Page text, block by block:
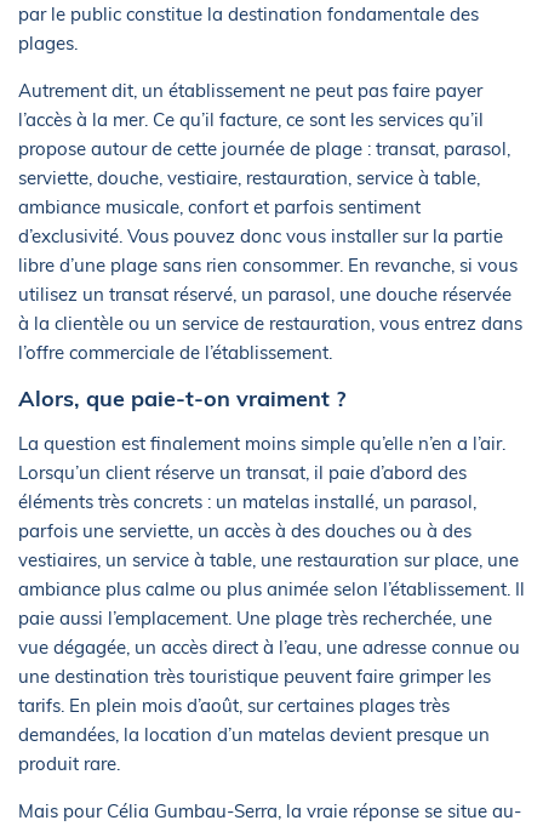
par le public constitue la destination fondamentale des
plages.
Autrement dit, un établissement ne peut pas faire payer
l’accès à la mer. Ce qu’il facture, ce sont les services qu’il
propose autour de cette journée de plage : transat, parasol,
serviette, douche, vestiaire, restauration, service à table,
ambiance musicale, confort et parfois sentiment
d’exclusivité. Vous pouvez donc vous installer sur la partie
libre d’une plage sans rien consommer. En revanche, si vous
utilisez un transat réservé, un parasol, une douche réservée
à la clientèle ou un service de restauration, vous entrez dans
l’offre commerciale de l’établissement.
Alors, que paie-t-on vraiment ?
La question est finalement moins simple qu’elle n’en a l’air.
Lorsqu’un client réserve un transat, il paie d’abord des
éléments très concrets : un matelas installé, un parasol,
parfois une serviette, un accès à des douches ou à des
vestiaires, un service à table, une restauration sur place, une
ambiance plus calme ou plus animée selon l’établissement. Il
paie aussi l’emplacement. Une plage très recherchée, une
vue dégagée, un accès direct à l’eau, une adresse connue ou
une destination très touristique peuvent faire grimper les
tarifs. En plein mois d’août, sur certaines plages très
demandées, la location d’un matelas devient presque un
produit rare.
Mais pour Célia Gumbau-Serra, la vraie réponse se situe au-